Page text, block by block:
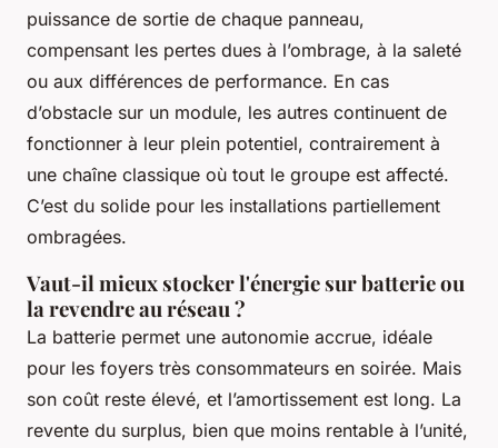
puissance de sortie de chaque panneau,
compensant les pertes dues à l’ombrage, à la saleté
ou aux différences de performance. En cas
d’obstacle sur un module, les autres continuent de
fonctionner à leur plein potentiel, contrairement à
une chaîne classique où tout le groupe est affecté.
C’est du solide pour les installations partiellement
ombragées.
Vaut-il mieux stocker l'énergie sur batterie ou
la revendre au réseau ?
La batterie permet une autonomie accrue, idéale
pour les foyers très consommateurs en soirée. Mais
son coût reste élevé, et l’amortissement est long. La
revente du surplus, bien que moins rentable à l’unité,